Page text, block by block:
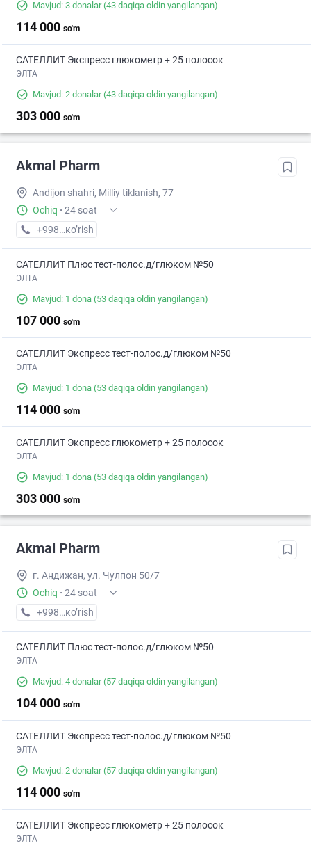
Mavjud: 3 donalar(43 daqiqa oldin yangilangan)
114 000 so'm
САТЕЛЛИТ Экспресс глюкометр + 25 полосок
ЭЛТА
Mavjud: 2 donalar(43 daqiqa oldin yangilangan)
303 000 so'm
Akmal Pharm
Andijon shahri, Milliy tiklanish, 77
Ochiq · 24 soat
+998 (91) XXX-XX-XX
кo’rish
САТЕЛЛИТ Плюс тест-полос.д/глюком №50
ЭЛТА
Mavjud: 1 dona (53 daqiqa oldin yangilangan)
107 000 so'm
САТЕЛЛИТ Экспресс тест-полос.д/глюком №50
ЭЛТА
Mavjud: 1 dona (53 daqiqa oldin yangilangan)
114 000 so'm
САТЕЛЛИТ Экспресс глюкометр + 25 полосок
ЭЛТА
Mavjud: 1 dona (53 daqiqa oldin yangilangan)
303 000 so'm
Akmal Pharm
г. Андижан, ул. Чулпон 50/7
Ochiq · 24 soat
+998 (91) XXX-XX-XX
кo’rish
САТЕЛЛИТ Плюс тест-полос.д/глюком №50
ЭЛТА
Mavjud: 4 donalar(57 daqiqa oldin yangilangan)
104 000 so'm
САТЕЛЛИТ Экспресс тест-полос.д/глюком №50
ЭЛТА
Mavjud: 2 donalar(57 daqiqa oldin yangilangan)
114 000 so'm
САТЕЛЛИТ Экспресс глюкометр + 25 полосок
ЭЛТА